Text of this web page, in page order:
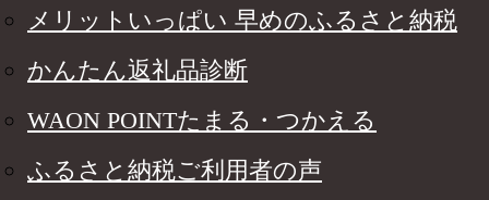
メリットいっぱい 早めのふるさと納税
かんたん返礼品診断
WAON POINTたまる・つかえる
ふるさと納税ご利用者の声